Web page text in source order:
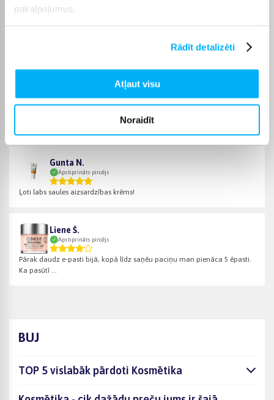
pakalpojumus.
Rādīt detalizēti
Atļaut visu
Noraidīt
Apstiprināts pircējs
Gunta N.
Apstiprināts pircējs
Ļoti labs saules aizsardzības krēms!
Liene Š.
Apstiprināts pircējs
Pārak daudz e-pasti bijā, kopā līdz saņēu paciņu man pienāca 5 ēpasti.
Ka pasūtī ...
BUJ
TOP 5 vislabāk pārdoti Kosmētika